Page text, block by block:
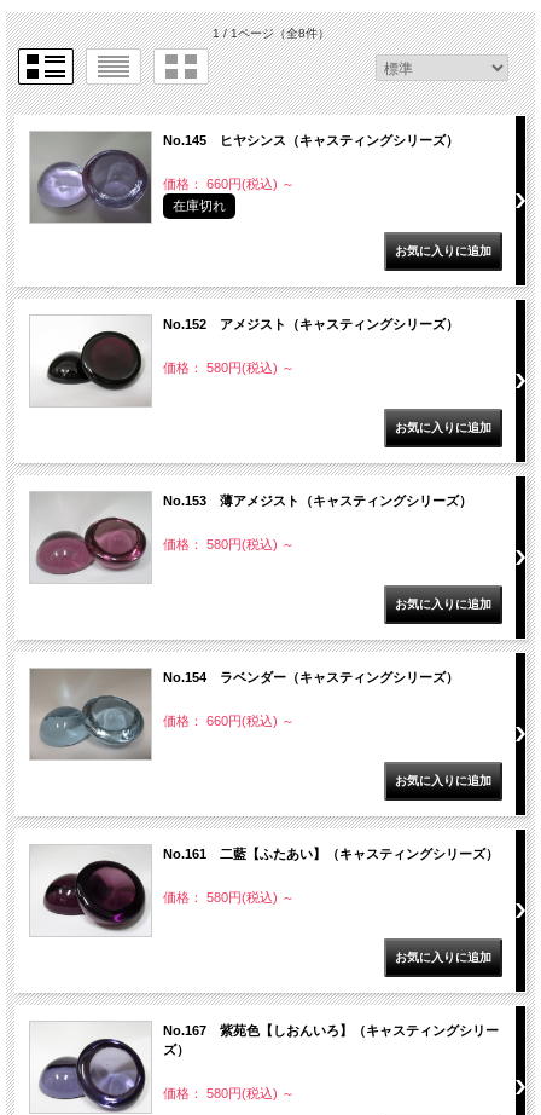
1 / 1ページ（全8件）
No.145 ヒヤシンス（キャスティングシリーズ）
価格： 660円(税込) ～
在庫切れ
No.152 アメジスト（キャスティングシリーズ）
価格： 580円(税込) ～
No.153 薄アメジスト（キャスティングシリーズ）
価格： 580円(税込) ～
No.154 ラベンダー（キャスティングシリーズ）
価格： 660円(税込) ～
No.161 二藍【ふたあい】（キャスティングシリーズ）
価格： 580円(税込) ～
No.167 紫苑色【しおんいろ】（キャスティングシリー
ズ）
価格： 580円(税込) ～